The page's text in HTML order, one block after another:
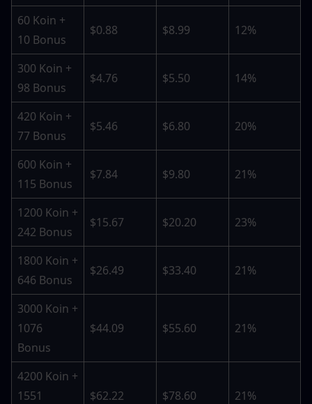
60 Koin +
10 Bonus
$0.88 $8.99 12%
300 Koin +
98 Bonus
$4.76 $5.50 14%
420 Koin +
77 Bonus
$5.46 $6.80 20%
600 Koin +
115 Bonus
$7.84 $9.80 21%
1200 Koin +
242 Bonus
$15.67 $20.20 23%
1800 Koin +
646 Bonus
$26.49 $33.40 21%
3000 Koin +
1076
Bonus
$44.09 $55.60 21%
4200 Koin +
1551
$62.22 $78.60 21%